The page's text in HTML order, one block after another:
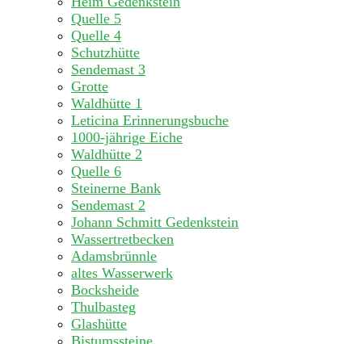
Quelle 5
Quelle 4
Schutzhütte
Sendemast 3
Grotte
Waldhütte 1
Leticina Erinnerungsbuche
1000-jährige Eiche
Waldhütte 2
Quelle 6
Steinerne Bank
Sendemast 2
Johann Schmitt Gedenkstein
Wassertretbecken
Adamsbrünnle
altes Wasserwerk
Bocksheide
Thulbasteg
Glashütte